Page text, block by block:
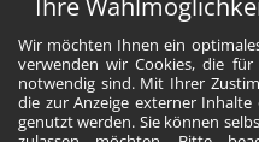
Ihre
Wir möchten Ihnen ein
verwenden wir Cookies, die
notwendig sind. Mit Ihrer
die zur Anzeige externer
genutzt werden. Sie können